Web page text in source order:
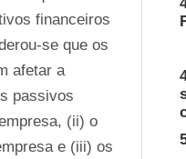
financeiros
se que os
afetar a
passivos
(ii) o
e (iii) os